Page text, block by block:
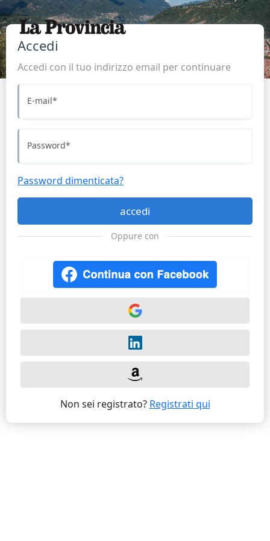
Accedi
Accedi con il tuo indirizzo email per continuare
E-mail*
Password*
Password dimenticata?
accedi
Oppure con
Non sei registrato? Registrati qui